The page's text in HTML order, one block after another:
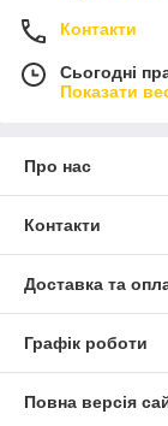
Контакти
Сьогодні
Показати
Про нас
Контакти
Доставка та
Графік роботи
Повна версія